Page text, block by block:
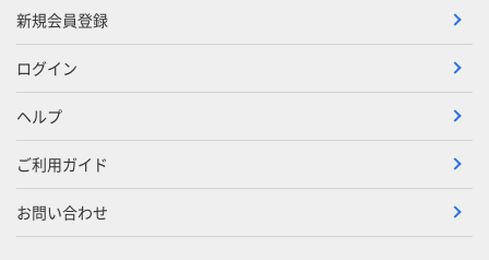
新規会員登録
ログイン
ヘルプ
ご利用ガイド
お問い合わせ